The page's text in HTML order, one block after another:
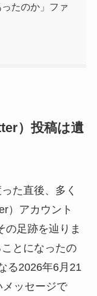
ったのか」ファ
）投稿は遺
た直後、多く
）アカウント
の足跡を辿りま
とになったの
る2026年6月21
メッセージで